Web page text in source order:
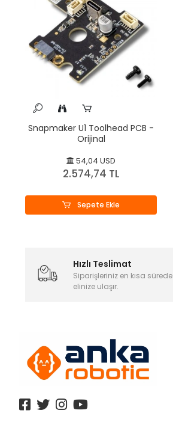
Snapmaker U1 Toolhead PCB -
Orijinal
54,04 USD
2.574,74 TL
Sepete Ekle
Hızlı Teslimat
Siparişleriniz en kısa sürede
elinize ulaşır.